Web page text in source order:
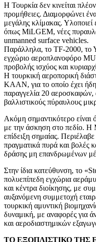
Η Τουρκία δεν κινείται
προμήθειες. Διαμορφώνει
μεγάλης κλίμακας.
όπως MiLGEM, νέες
unmanned surface vehicles.
Παράλληλα, το TF-2000,
εγχώριο αεροπλανοφόρο
προβολής ισχύος και
Η τουρκική αεροπορική
KAAN, για το οποίο έχει
παραγγελία 20 αεροσκαφών,
βαλλιστικούς πύραυλους
Ακόμη σημαντικότερο είναι
με την άσκηση στο πεδίο. Η
επίδειξη σημαίας.
πραγματικά πυρά και βολές
δράσης μη επανδρωμένων
Στην ίδια κατεύθυνση, το
πολυεπίπεδη εγχώρια
και κέντρα διοίκησης, με
αυξανόμενη συμμετοχή
τουρκική αμυντική
δυναμική, με αναφορές για
και αεροδιαστημικών
ΤΟ ΕΞΟΠΛΙΣΤΙΚΟ ΤΗΣ